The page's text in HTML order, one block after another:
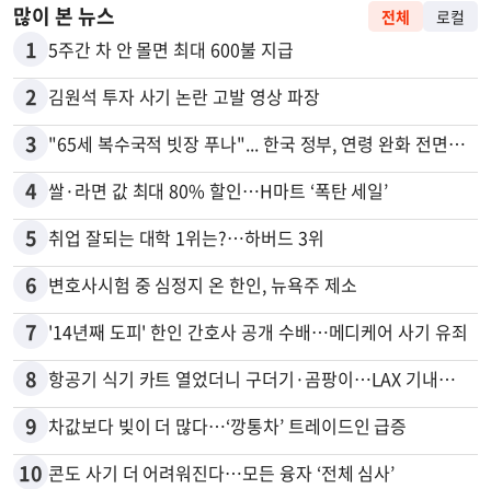
많이 본 뉴스 전체 로컬
1 5주간 차 안 몰면 최대 600불 지급
2 김원석 투자 사기 논란 고발 영상 파장
3 "65세 복수국적 빗장 푸나"... 한국 정부, 연령 완화 전면 추진
4 쌀·라면 값 최대 80% 할인…H마트 ‘폭탄 세일’
5 취업 잘되는 대학 1위는?…하버드 3위
6 변호사시험 중 심정지 온 한인, 뉴욕주 제소
7 '14년째 도피' 한인 간호사 공개 수배…메디케어 사기 유죄
8 항공기 식기 카트 열었더니 구더기·곰팡이…LAX 기내식 업체 논란
9 차값보다 빚이 더 많다…‘깡통차’ 트레이드인 급증
10 콘도 사기 더 어려워진다…모든 융자 ‘전체 심사’